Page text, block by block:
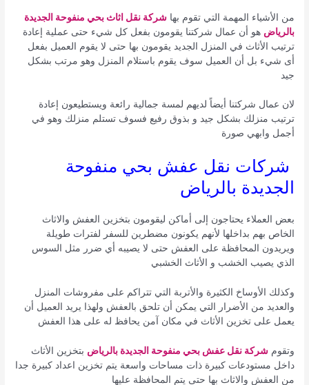
من الأشياء المهمة التي تقوم بهاشركة نقل اثاث بحي منفوحة الجديدة
بالرياض هو أن عمال شركتنا يقومون بفعل كل شيء حتى عملية إعادة
ترتيب الأثاث في المنزل الجديد يقومون بها حتى لا يقوم العميل بفعل
أى شيء بل أن العميل سوف يقوم باستلام المنزل وهو مرتب بشكل
جيد
لان عمال شركتنا أيضاً لديهم لمسة جمالية رائعة ويستطيعون إعادة
ترتيب منزلك بشكل جيد و بذوق رفيع فسوف تستلم منزلك وهو في
أجمل وابهي صورة
شركات نقل عفش بحي منفوحة
الجديدة بالرياض
بعض العملاء يحتاجون إلى أماكن ليقومون بتخزين العفش والاثاث
الخاص بهم بداخلها لأنهم يكونون مضطرين للسفر لفترات طويلة
ويريدون المحافظة على العفش حتى لا يصيبه أي ضرر مثل السوس
الذي يصيب الخشب و الأثاث الخشبي
وكذلك الأوساخ الكثيرة والأتربة التي تتراكم على مفروشات المنزل
والعديد من الأضرار التي يمكن أن تلحق بالعفش ولهذا يريد العميل أن
يعمل على تخزين الأثاث في مكان آمن يحافظ له على هذا العفش
وتقومشركة نقل عفش بحي منفوحة الجديدة بالرياض بتخزين الأثاث
داخل مستودعات كبيرة ذات مساحات واسعة يتم تخزين اعداد كبيرة جدا
من العفش والاثاث بها حتى يتم المحافظة عليها